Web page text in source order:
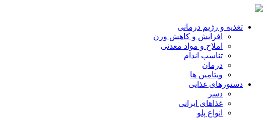
تغذیه و رژیم درمانی
افزایش و کاهش وزن
املاح و مواد معدنی
تناسب اندام
درمان
ویتامین ها
دستورهای غذایی
دسر
غذاهای ایرانی
انواع پلو